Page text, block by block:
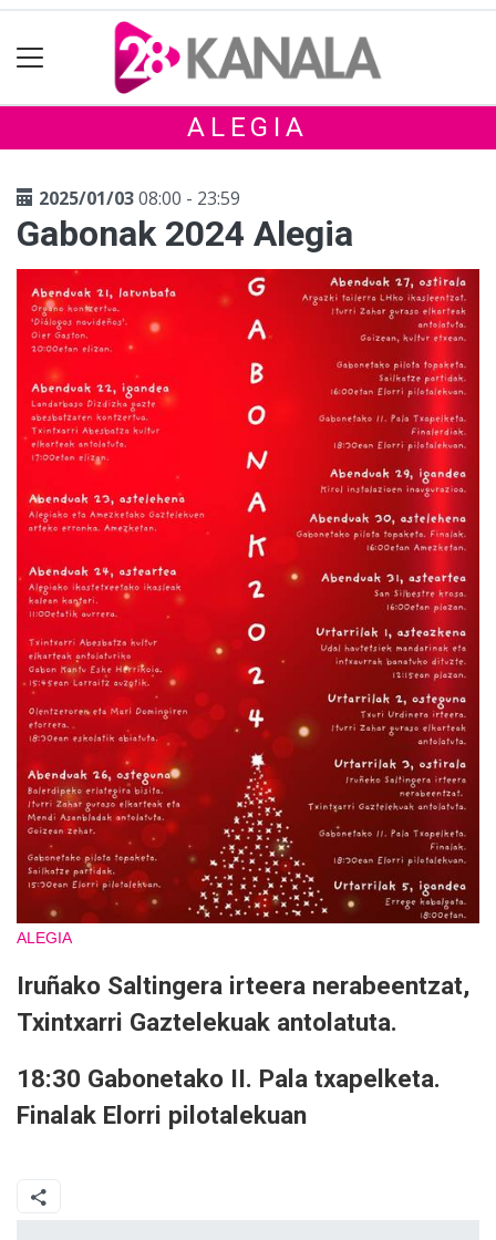
ALEGIA
2025/01/0308:00 - 23:59
Gabonak 2024 Alegia
ALEGIA
Iruñako Saltingera irteera nerabeentzat,
Txintxarri Gaztelekuak antolatuta.
18:30 Gabonetako II. Pala txapelketa.
Finalak Elorri pilotalekuan